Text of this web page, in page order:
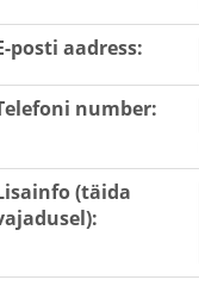
posti aadress:
number:
(täida